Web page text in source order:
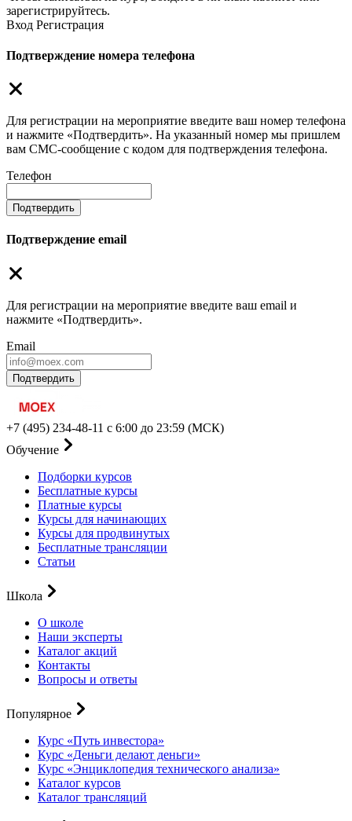
зарегистрируйтесь.
Вход Регистрация
Подтверждение номера телефона
Для регистрации на мероприятие введите ваш номер телефона
и нажмите «Подтвердить». На указанный номер мы пришлем
вам СМС-сообщение с кодом для подтверждения телефона.
Телефон
Подтвердить
Подтверждение email
Для регистрации на мероприятие введите ваш email и
нажмите «Подтвердить».
Email
Подтвердить
+7 (495) 234-48-11 с 6:00 до 23:59 (МСК)
Обучение
Подборки курсов
Бесплатные курсы
Платные курсы
Курсы для начинающих
Курсы для продвинутых
Бесплатные трансляции
Статьи
Школа
О школе
Наши эксперты
Каталог акций
Контакты
Вопросы и ответы
Популярное
Курс «Путь инвестора»
Курс «Деньги делают деньги»
Курс «Энциклопедия технического анализа»
Каталог курсов
Каталог трансляций